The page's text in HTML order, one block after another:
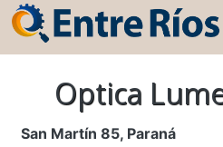
Optica
San Martín 85, Paraná